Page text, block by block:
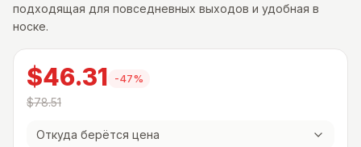
подходящая для повседневных выходов и удобная в
носке.
$46.31 -47%
$78.51
Откуда берётся цена